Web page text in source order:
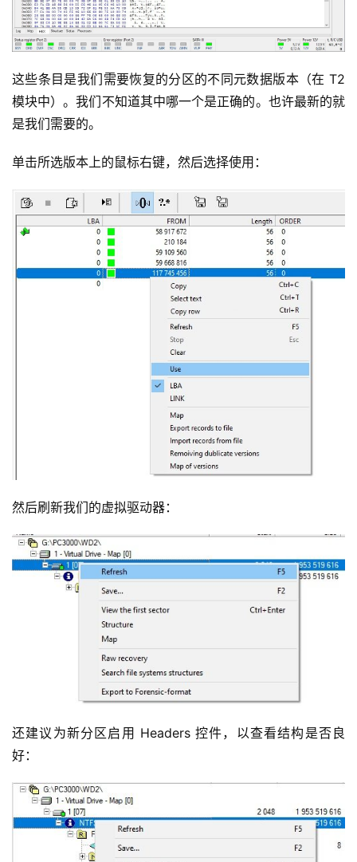
这些条目是我们需要恢复的分区的不同元数据版本（在 T2
模块中）。我们不知道其中哪一个是正确的。也许最新的就
是我们需要的。
单击所选版本上的鼠标右键，然后选择使用：
然后刷新我们的虚拟驱动器：
还建议为新分区启用 Headers 控件，以查看结构是否良
好：